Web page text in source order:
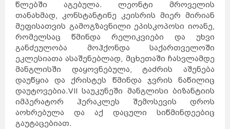
წლებში აგებულა. ლეონტი მროველის
თანახმად, კონსტანტინე კეისრის მიერ მირიან
მეფისათვის გამოგზავნილი ეპისკოპოსი იოანე,
რომელსაც წმინდა რელიკვიები და უხვი
განძეულობა მოჰქონდა საქართველოში
ეკლესიათა ასაშენებლად, მცხეთაში ჩასვლამდე
მანგლისში დაყოვნებულა, ტაძრის აშენება
დაუწყია და ქრისტეს წმინდა ჯვრის ნაწილიც
დაუტოვებია.VII საუკუნეში მანგლისი ბიზანტიის
იმპერატორ ჰერაკლეს შემოსევის დროს
აოხრებულა და აქ დაცული სიწმინდეებიც
გაუტაცებიათ.